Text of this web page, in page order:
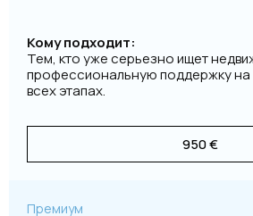
Кому подходит:
Тем, кто уже серьезно ищет
профессиональную поддержку на
всех этапах.
950 €
Премиум